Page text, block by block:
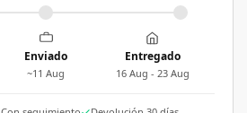
Enviado
~11 Aug
Entregado
16 Aug - 23 Aug